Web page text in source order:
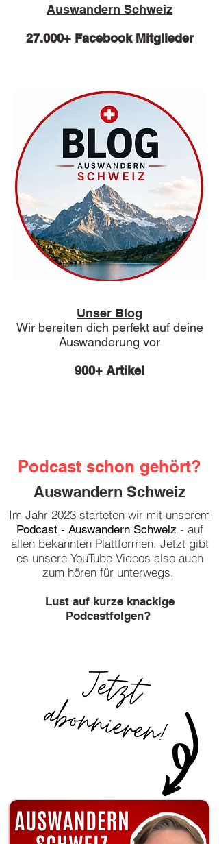
Auswandern Schweiz
27.000+ Facebook Mitglieder
Unser Blog
Wir bereiten dich perfekt auf deine
Auswanderung vor
900+ Artikel
Podcast schon gehört?
Auswandern Schweiz
Im Jahr 2023 starteten wir mit unserem
Podcast - Auswandern Schweiz - auf
allen bekannten Plattformen. Jetzt gibt
es unsere YouTube Videos also auch
zum hören für unterwegs.
Lust auf kurze knackige
Podcastfolgen?